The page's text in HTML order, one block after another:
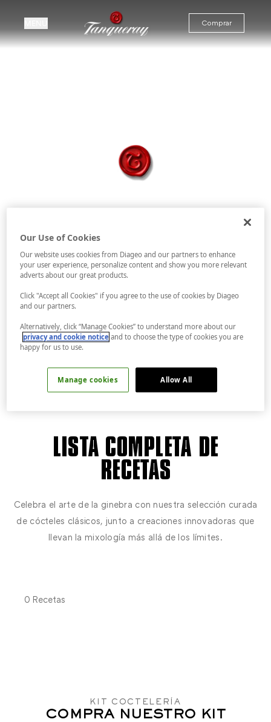
Comprar
INCONFUNDIBLES
CON TANQUERAY
LISTA COMPLETA DE
RECETAS
Celebra el arte de la ginebra con nuestra selección curada
de cócteles clásicos, junto a creaciones innovadoras que
llevan la mixología más allá de los límites.
0 Recetas
KIT COCTELERÍA
COMPRA NUESTRO KIT
Our Use of Cookies
Our website uses cookies from Diageo and our partners to enhance
your user experience, personalize content and show you more relevant
adverts about our great products.
Click "Accept all Cookies" if you agree to the use of cookies by Diageo
and our partners.
Alternatively, click “Manage Cookies” to understand more about our
privacy and cookie notice and to choose the type of cookies you are
happy for us to use.
Allow All
Manage cookies